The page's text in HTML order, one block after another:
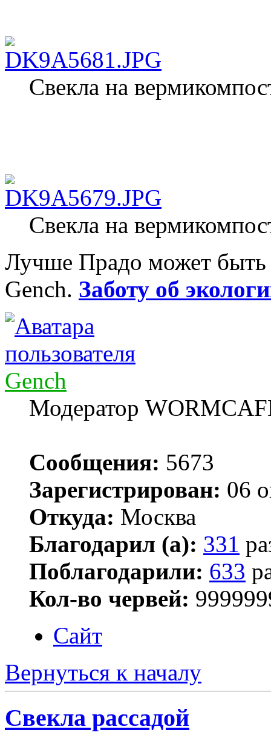
Свекла на
Свекла на
Лучше Прадо может
Gench. Заботу об
Gench
Модератор
Сообщения: 5673
Зарегистрирован: 06
Откуда: Москва
Благодарил (а): 331
Поблагодарили: 633
Кол-во червей:
Сайт
Вернуться к началу
Свекла рассадой